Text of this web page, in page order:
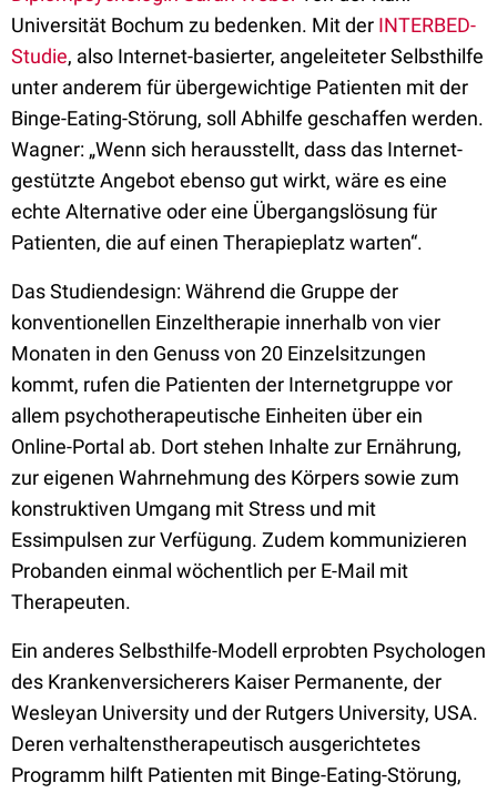
Universität Bochum zu bedenken. Mit der INTERBED-
Studie, also Internet-basierter, angeleiteter Selbsthilfe
unter anderem für übergewichtige Patienten mit der
Binge-Eating-Störung, soll Abhilfe geschaffen werden.
Wagner: „Wenn sich herausstellt, dass das Internet-
gestützte Angebot ebenso gut wirkt, wäre es eine
echte Alternative oder eine Übergangslösung für
Patienten, die auf einen Therapieplatz warten“.
Das Studiendesign: Während die Gruppe der
konventionellen Einzeltherapie innerhalb von vier
Monaten in den Genuss von 20 Einzelsitzungen
kommt, rufen die Patienten der Internetgruppe vor
allem psychotherapeutische Einheiten über ein
Online-Portal ab. Dort stehen Inhalte zur Ernährung,
zur eigenen Wahrnehmung des Körpers sowie zum
konstruktiven Umgang mit Stress und mit
Essimpulsen zur Verfügung. Zudem kommunizieren
Probanden einmal wöchentlich per E-Mail mit
Therapeuten.
Ein anderes Selbsthilfe-Modell erprobten Psychologen
des Krankenversicherers Kaiser Permanente, der
Wesleyan University und der Rutgers University, USA.
Deren verhaltenstherapeutisch ausgerichtetes
Programm hilft Patienten mit Binge-Eating-Störung,